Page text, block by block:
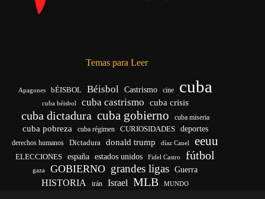
Temas para Leer
Apagones bÉISBOL Béisbol Castrismo cine cuba
cuba béisbol cuba castrismo cuba crisis
cuba dictadura cuba gobierno cuba miseria
cuba pobreza cuba régimen CURIOSIDADES deportes
derechos humanos Dictadura donald trump díaz Canel eeuu
ELECCIONES españa estados unidos Fidel Castro fútbol
gaza GOBIERNO grandes ligas Guerra
HISTORIA irán Israel MLB MUNDO